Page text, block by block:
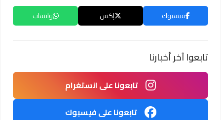
فيسبوك إكس واتساب
تابعوا آخر أخبارنا
تابعونا على انستغرام
تابعونا على فيسبوك